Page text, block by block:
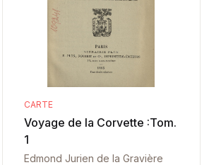
CARTE
Voyage de la Corvette :Tom.
1
Edmond Jurien de la Gravière